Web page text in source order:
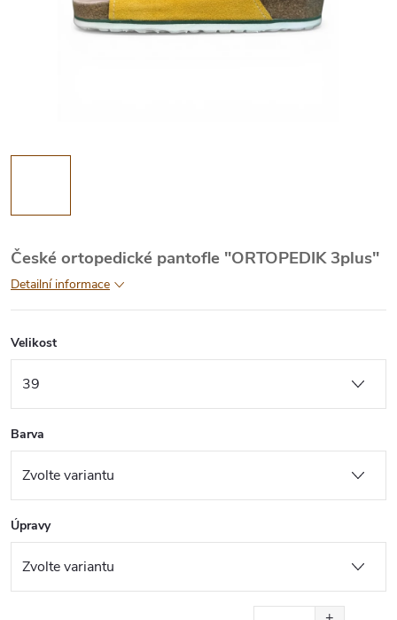
České ortopedické pantofle "ORTOPEDIK 3plus"
Detailní informace
Velikost
Barva
Úpravy